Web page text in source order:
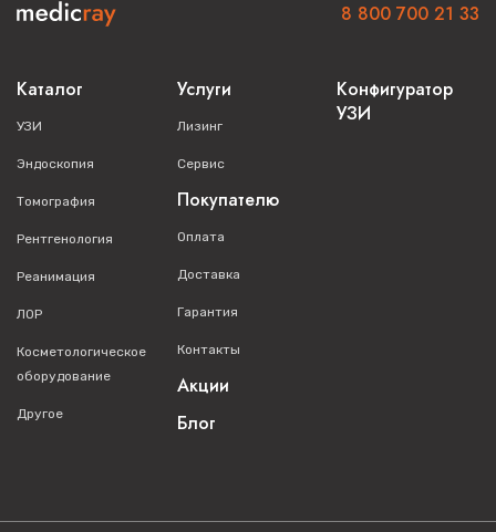
Каталог
УЗИ
Эндоскопия
Томография
Рентгенология
Реанимация
ЛОР
Косметологическое
оборудование
Другое
Услуги
Лизинг
Сервис
Покупателю
Оплата
Доставка
Гарантия
Контакты
Акции
Блог
Конфигуратор
УЗИ
8 800 700 21 33